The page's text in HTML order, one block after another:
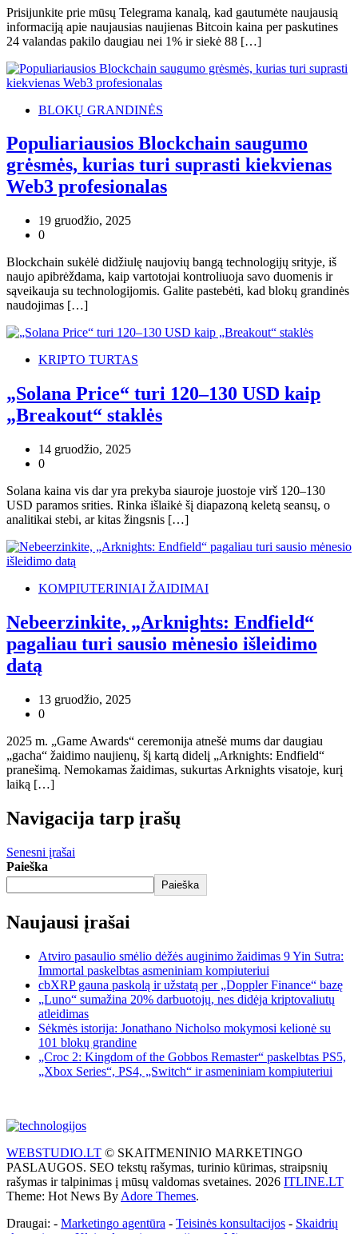
Prisijunkite prie mūsų Telegrama kanalą, kad gautumėte naujausią
informaciją apie naujausias naujienas Bitcoin kaina per paskutines
24 valandas pakilo daugiau nei 1% ir siekė 88 […]
BLOKŲ GRANDINĖS
Populiariausios Blockchain saugumo
grėsmės, kurias turi suprasti kiekvienas
Web3 profesionalas
19 gruodžio, 2025
0
Blockchain sukėlė didžiulę naujovių bangą technologijų srityje, iš
naujo apibrėždama, kaip vartotojai kontroliuoja savo duomenis ir
sąveikauja su technologijomis. Galite pastebėti, kad blokų grandinės
naudojimas […]
KRIPTO TURTAS
„Solana Price“ turi 120–130 USD kaip
„Breakout“ staklės
14 gruodžio, 2025
0
Solana kaina vis dar yra prekyba siauroje juostoje virš 120–130
USD paramos srities. Rinka išlaikė šį diapazoną keletą seansų, o
analitikai stebi, ar kitas žingsnis […]
KOMPIUTERINIAI ŽAIDIMAI
Nebeerzinkite, „Arknights: Endfield“
pagaliau turi sausio mėnesio išleidimo
datą
13 gruodžio, 2025
0
2025 m. „Game Awards“ ceremonija atnešė mums dar daugiau
„gacha“ žaidimo naujienų, šį kartą didelį „Arknights: Endfield“
pranešimą. Nemokamas žaidimas, sukurtas Arknights visatoje, kurį
laiką […]
Navigacija tarp įrašų
Senesni įrašai
Paieška
Paieška
Naujausi įrašai
Atviro pasaulio smėlio dėžės auginimo žaidimas 9 Yin Sutra:
Immortal paskelbtas asmeniniam kompiuteriui
cbXRP gauna paskolą ir užstatą per „Doppler Finance“ bazę
„Luno“ sumažina 20% darbuotojų, nes didėja kriptovaliutų
atleidimas
Sėkmės istorija: Jonathano Nicholso mokymosi kelionė su
101 blokų grandine
„Croc 2: Kingdom of the Gobbos Remaster“ paskelbtas PS5,
„Xbox Series“, PS4, „Switch“ ir asmeniniam kompiuteriui
WEBSTUDIO.LT © SKAITMENINIO MARKETINGO
PASLAUGOS. SEO tekstų rašymas, turinio kūrimas, straipsnių
rašymas ir talpinimas į mūsų valdomas svetaines. 2026 ITLINE.LT
Theme: Hot News By Adore Themes.
Draugai: - Marketingo agentūra - Teisinės konsultacijos - Skaidrių